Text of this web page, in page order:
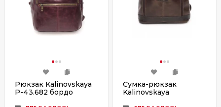
Рюкзак Kalinovskaya
Р-43.682 бордо
Сумка-рюкзак
Kalinovskaya